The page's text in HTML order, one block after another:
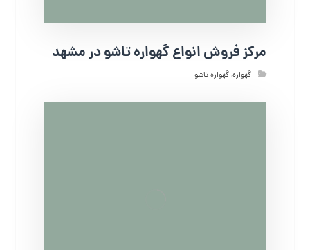
مرکز فروش انواع گهواره تاشو در مشهد
گهواره,گهواره تاشو